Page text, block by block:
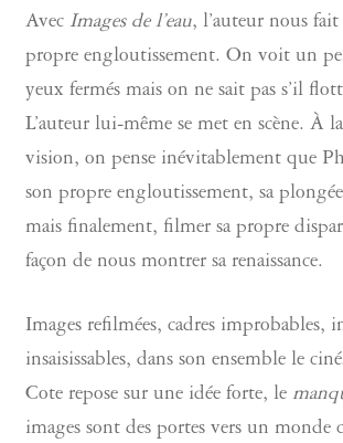
Avec Images de l’eau, l’auteur nous
propre engloutissement. On voit un
yeux fermés mais on ne sait pas s’il
L’auteur lui-même se met en scène. À
vision, on pense inévitablement que
son propre engloutissement, sa
mais finalement, filmer sa propre
façon de nous montrer sa renaissance.
Images refilmées, cadres improbables,
insaisissables, dans son ensemble le
Cote repose sur une idée forte, le
images sont des portes vers un monde